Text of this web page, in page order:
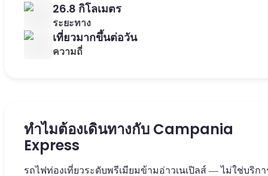
26.8 กิโลเมตร
ระยะทาง
เที่ยวมากขึ้นต่อวัน
ความถี่
ทำไมต้องเดินทางกับ Campania
Express
รถไฟท่องเที่ยวระดับพรีเมียมข้ามอ่าวเนเปิลส์ — ไม่ใช่บริกา